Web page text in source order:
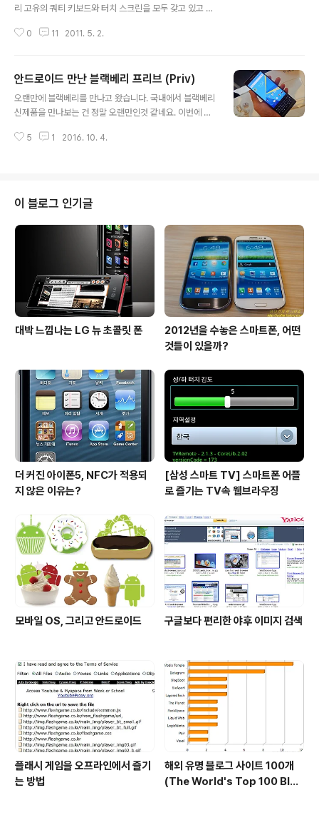
리 고유의 쿼티 키보드와 터치 스크린을 모두 갖고 있고 특
랙베리 토치를 조금 더 자세히 살펴보도록 하겠습니다. 다
사용하다 보면 키의 위치를 느낌으로 알수 있게 되더군요.
이제 겨우 3주정도 사용한 셈이라 아직 능숙하지는 않지만
쿼티 키보드의 느낌이 처음보다는 많이 편해진 것 같습니
해 애꿎은 손가락 탓만 하고 있는 형편이네요. 주변에 블랙
0 11 2011. 5. 2.
안드로이드 만난 블랙베리 프리브 (Priv)
오랜만에 블랙베리를 만나고 왔습니다. 국내에서 블랙베리
신제품을 만나보는 건 정말 오랜만인것 같네요. 이번에 새
로이드라는 새로운 운영체제를 탑재했습니다. 오리지날 블
간담회가 열렸습니다. 평소 블랙베리에 관심있다고 하는
사람들은 거의 다 모이신 것 같더군요. 블랙베리는 가장 안
전한 스마트폰의 대명사로 불리며 업무용 스마트폰의 대명
사로 군림하던 시절이 있었습니다. 하지만 아이폰의 등장
이후 차츰 내리막길을 걷다가 안드로이드에게도 밀리며 지
금의 위치까지 내려오게 되었고 마침내는 ..
5 1 2016. 10. 4.
이 블로그 인기글
대박 느낌나는 LG 뉴 초콜릿 폰
2012년을 수놓은 스마트폰, 어떤
것들이 있을까?
더 커진 아이폰5, NFC가 적용되
지 않은 이유는?
[삼성 스마트 TV] 스마트폰 어플
로 즐기는 TV속 웹브라우징
모바일 OS, 그리고 안드로이드 구글보다 편리한 야후 이미지 검색
플래시 게임을 오프라인에서 즐기
는 방법
해외 유명 블로그 사이트 100개
(The World's Top 100 Blog